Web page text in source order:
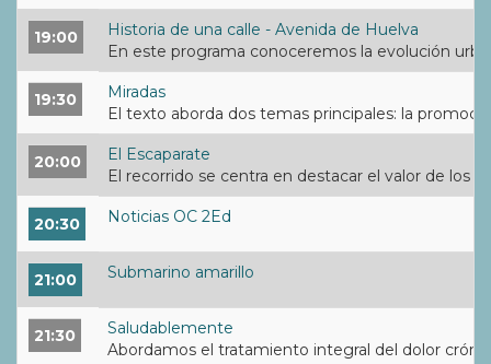
19:00
Historia de una calle - Avenida de Huelva
En este programa conoceremos la evolución
19:30
Miradas
El texto aborda dos temas principales: la
20:00
El Escaparate
El recorrido se centra en destacar el valor de los
20:30 Noticias OC 2Ed
21:00 Submarino amarillo
21:30
Saludablemente
Abordamos el tratamiento integral del dolor